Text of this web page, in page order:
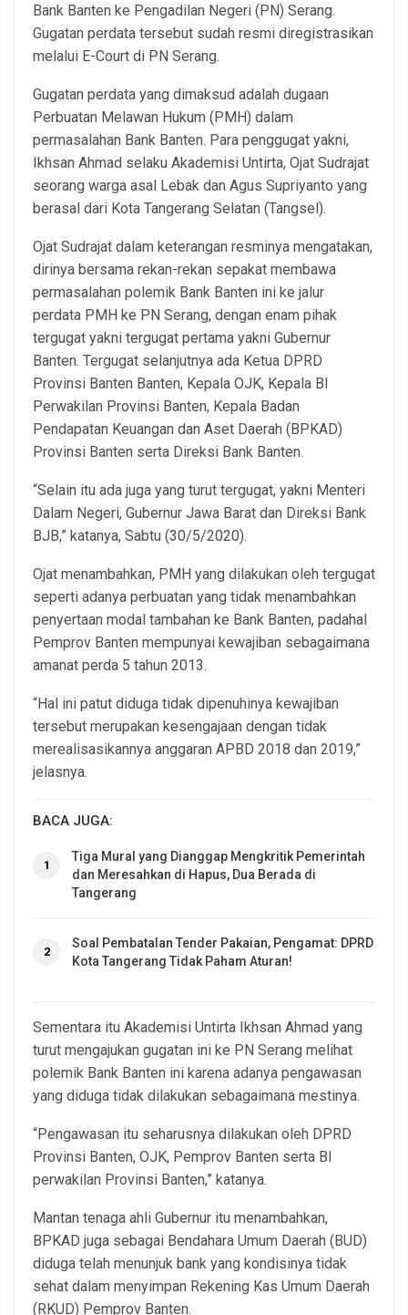
Bank Banten ke Pengadilan Negeri (PN) Serang.
Gugatan perdata tersebut sudah resmi diregistrasikan
melalui E-Court di PN Serang.
Gugatan perdata yang dimaksud adalah dugaan
Perbuatan Melawan Hukum (PMH) dalam
permasalahan Bank Banten. Para penggugat yakni,
Ikhsan Ahmad selaku Akademisi Untirta, Ojat Sudrajat
seorang warga asal Lebak dan Agus Supriyanto yang
berasal dari Kota Tangerang Selatan (Tangsel).
Ojat Sudrajat dalam keterangan resminya mengatakan,
dirinya bersama rekan-rekan sepakat membawa
permasalahan polemik Bank Banten ini ke jalur
perdata PMH ke PN Serang, dengan enam pihak
tergugat yakni tergugat pertama yakni Gubernur
Banten. Tergugat selanjutnya ada Ketua DPRD
Provinsi Banten Banten, Kepala OJK, Kepala BI
Perwakilan Provinsi Banten, Kepala Badan
Pendapatan Keuangan dan Aset Daerah (BPKAD)
Provinsi Banten serta Direksi Bank Banten.
“Selain itu ada juga yang turut tergugat, yakni Menteri
Dalam Negeri, Gubernur Jawa Barat dan Direksi Bank
BJB,” katanya, Sabtu (30/5/2020).
Ojat menambahkan, PMH yang dilakukan oleh tergugat
seperti adanya perbuatan yang tidak menambahkan
penyertaan modal tambahan ke Bank Banten, padahal
Pemprov Banten mempunyai kewajiban sebagaimana
amanat perda 5 tahun 2013.
“Hal ini patut diduga tidak dipenuhinya kewajiban
tersebut merupakan kesengajaan dengan tidak
merealisasikannya anggaran APBD 2018 dan 2019,”
jelasnya.
BACA JUGA:
1
Tiga Mural yang Dianggap Mengkritik Pemerintah
dan Meresahkan di Hapus, Dua Berada di
Tangerang
2
Soal Pembatalan Tender Pakaian, Pengamat: DPRD
Kota Tangerang Tidak Paham Aturan!
Sementara itu Akademisi Untirta Ikhsan Ahmad yang
turut mengajukan gugatan ini ke PN Serang melihat
polemik Bank Banten ini karena adanya pengawasan
yang diduga tidak dilakukan sebagaimana mestinya.
“Pengawasan itu seharusnya dilakukan oleh DPRD
Provinsi Banten, OJK, Pemprov Banten serta BI
perwakilan Provinsi Banten,” katanya.
Mantan tenaga ahli Gubernur itu menambahkan,
BPKAD juga sebagai Bendahara Umum Daerah (BUD)
diduga telah menunjuk bank yang kondisinya tidak
sehat dalam menyimpan Rekening Kas Umum Daerah
(RKUD) Pemprov Banten.